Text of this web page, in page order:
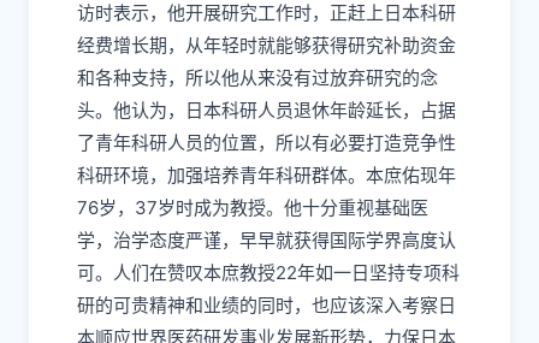
访时表示，他开展研究工作时，正赶上日本科研
经费增长期，从年轻时就能够获得研究补助资金
和各种支持，所以他从来没有过放弃研究的念
头。他认为，日本科研人员退休年龄延长，占据
了青年科研人员的位置，所以有必要打造竞争性
科研环境，加强培养青年科研群体。本庶佑现年
76岁，37岁时成为教授。他十分重视基础医
学，治学态度严谨，早早就获得国际学界高度认
可。人们在赞叹本庶教授22年如一日坚持专项科
研的可贵精神和业绩的同时，也应该深入考察日
本顺应世界医药研发事业发展新形势，力保日本